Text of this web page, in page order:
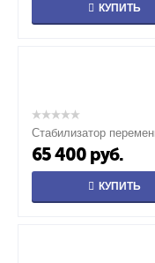
КУПИТЬ
Стабилизатор
65 400 руб.
КУПИТЬ